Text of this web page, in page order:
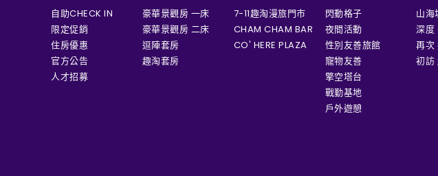
自助CHECK IN
限定促銷
住房優惠
官方公告
人才招募
豪華景觀房 一床
豪華景觀房 二床
逗陣套房
趣淘套房
7-11趣淘漫旅門市
CHAM CHAM BAR
CO' HERE PLAZA
閃動格子
夜間活動
性別友善旅館
寵物友善
擎空塔台
戰勤基地
戶外遊憩
山海
深度
再次
初訪